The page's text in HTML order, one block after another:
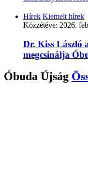
Hírek Kiemelt hírek
Közzétéve: 2026.
Dr. Kiss László
megcsinálja
Óbuda Újság